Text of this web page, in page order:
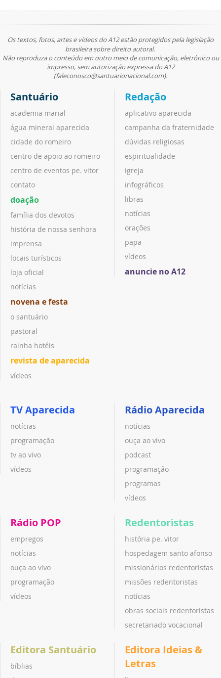
Os textos, fotos, artes e vídeos do A12 estão protegidos pela legislação
brasileira sobre direito autoral.
Não reproduza o conteúdo em outro meio de comunicação, eletrônico ou
impresso, sem autorização expressa do A12
(faleconosco@santuarionacional.com).
Santuário
academia marial
água mineral aparecida
cidade do romeiro
centro de apoio ao romeiro
centro de eventos pe. vitor
contato
doação
família dos devotos
história de nossa senhora
imprensa
locais turísticos
loja oficial
notícias
novena e festa
o santuário
pastoral
rainha hotéis
revista de aparecida
vídeos
Redação
aplicativo aparecida
campanha da fraternidade
dúvidas religiosas
espiritualidade
igreja
infográficos
libras
notícias
orações
papa
vídeos
anuncie no A12
TV Aparecida
notícias
programação
tv ao vivo
vídeos
Rádio Aparecida
notícias
ouça ao vivo
podcast
programação
programas
vídeos
Rádio POP
empregos
notícias
ouça ao vivo
programação
vídeos
Redentoristas
história pe. vitor
hospedagem santo afonso
missionários redentoristas
missões redentoristas
notícias
obras sociais redentoristas
secretariado vocacional
Editora Santuário
bíblias
Editora Ideias &
Letras